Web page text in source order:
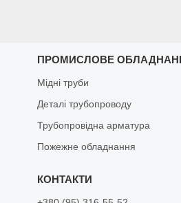
ПРОМИСЛОВЕ
Мідні труби
Деталі трубопроводу
Трубопровідна арматура
Пожежне обладнання